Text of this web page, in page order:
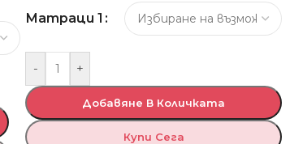
Матраци 1
- +
Добавяне В Количката
Купи Сега